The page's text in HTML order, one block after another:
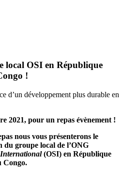
local OSI en République
!
d’un développement plus durable en
2021, pour un repas évènement !
nous vous présenterons le
du groupe local de l’ONG
(OSI) en République
Congo.